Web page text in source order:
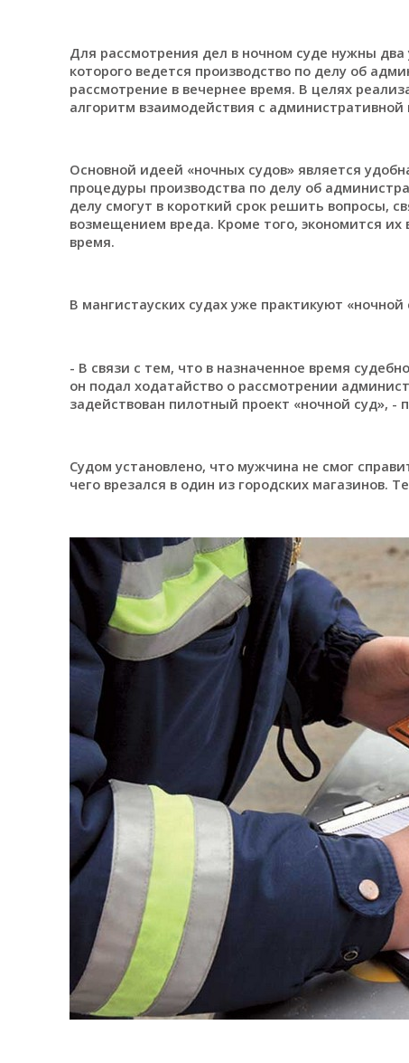
Для рассмотрения дел в ночном суде нужны
которого ведется производство по делу об
рассмотрение в вечернее время. В целях
алгоритм взаимодействия с административной
Основной идеей «ночных судов» является
процедуры производства по делу об
делу смогут в короткий срок решить вопросы,
возмещением вреда. Кроме того, экономится
время.
В мангистауских судах уже практикуют
- В связи с тем, что в назначенное время
он подал ходатайство о рассмотрении
задействован пилотный проект «ночной суд», -
Судом установлено, что мужчина не смог
чего врезался в один из городских